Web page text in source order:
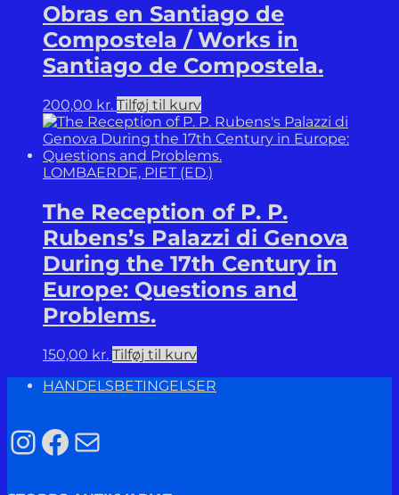
Obras en Santiago de
Compostela / Works in
Santiago de Compostela.
200,00 kr. Tilføj til kurv
LOMBAERDE, PIET (ED.)
The Reception of P. P.
Rubens’s Palazzi di Genova
During the 17th Century in
Europe: Questions and
Problems.
150,00 kr. Tilføj til kurv
HANDELSBETINGELSER
Instagram
Facebook
Mail